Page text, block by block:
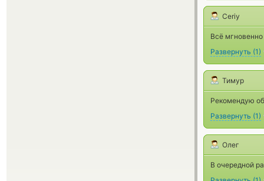
Ceriy
Всё
Развернуть (1)
Тимур
Рекомендую
Развернуть (1)
Олег
В очередной